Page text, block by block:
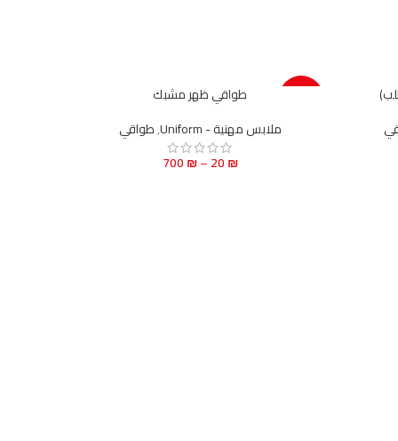
طواقي ظهر مشبك
ملابس مهنية - Uniform
,طواقي
20₪
–
700₪